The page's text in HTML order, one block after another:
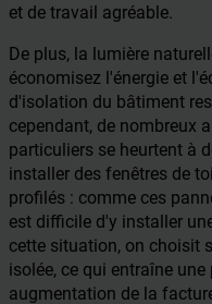
et de travail agréable.
De plus, la lumière
économisez l'énergie et
d'isolation du bâtiment
cependant, de nombreux
particuliers se heurtent à
installer des fenêtres de
profilés : comme ces
est difficile d'y installer
cette situation, on choisit
isolée, ce qui entraîne
augmentation de la